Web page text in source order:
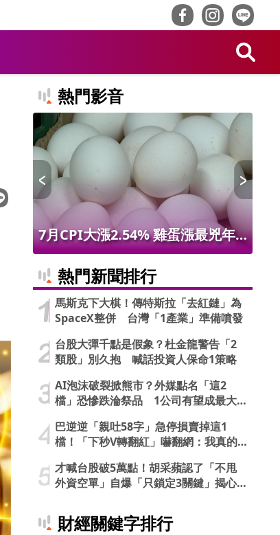
熱門影音
7月CPI大漲2.54% 雞蛋漲最兇年
幅
熱門新聞排行
馬斯克下大棋！傳特斯拉「去紅鏈」為
SpaceX整併 台灣「1產業」準備噴發
台股大彈千點是假象？杜金龍警告「2
類股」別久抱 喊話投資人保命1策略
AI泡沫破裂掀熊市？外媒點名「這2
檔」恐慘跌淪祭品 1公司有望成最大
巴逆逆「親吐58字」急停損賣掉這1
檔！「下秒V轉翻紅」嚇翻網：我真的
才喊台股破5萬點！胡采蘋認了「不甩
外資空單」自爆「只鎖定3關鍵」揭心
財經關鍵字排行